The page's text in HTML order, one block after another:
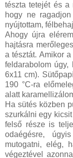
tészta tetejét és a
hogy ne
nyújtottam,
Ahogy újra
hajtásra
a tésztát. Amikor
feldarabolom úgy,
6x11 cm).
190 °C-ra
alatt
Ha sütés közben
szurkálni egy
felső része is
odaégésre,
mutogatni, elég,
végeztével